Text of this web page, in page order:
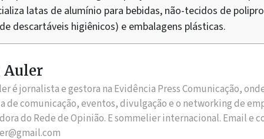
latas de alumínio para bebidas, não-tecidos de
descartáveis higiênicos) e embalagens plásticas.
Auler
é jornalista e gestora na Evidência Press Comunicação,
de comunicação, eventos, divulgação e o networking de
do Rede de Opinião. E sommelier internacional. Email e